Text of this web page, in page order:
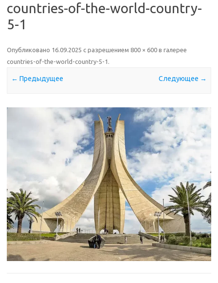
countries-of-the-world-country-
5-1
Опубликовано 16.09.2025 с разрешением 800 × 600 в галерее
countries-of-the-world-country-5-1 .
← Предыдущее Следующее →